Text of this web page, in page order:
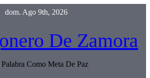
dom. Ago 9th, 2026
De Zamora
Como Meta De Paz